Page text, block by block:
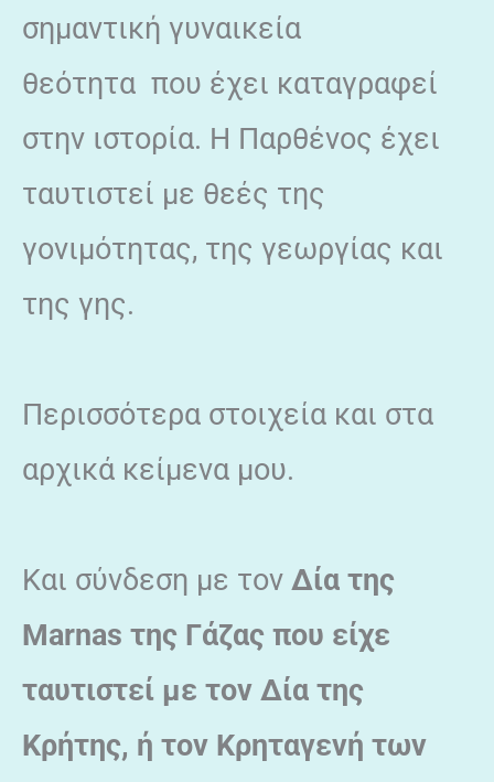
σημαντική γυναικεία
θεότητα που έχει καταγραφεί
στην ιστορία. Η Παρθένος έχει
ταυτιστεί με θεές της
γονιμότητας, της γεωργίας και
της γης.
Περισσότερα στοιχεία και στα
αρχικά κείμενα μου.
Και σύνδεση με τον Δία της
Marnas της Γάζας που είχε
ταυτιστεί με τον Δία της
Κρήτης, ή τον Κρηταγενή των